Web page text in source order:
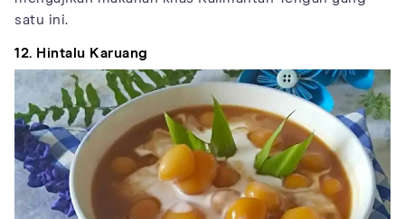
satu ini.
12. Hintalu Karuang